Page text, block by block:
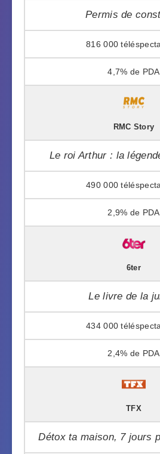
Permis de
816 000
4,7%
RMC Story
Le roi Arthur : la
490 000
2,9%
6ter
Le livre de la
434 000
2,4%
TFX
Détox ta maison, 7 jours